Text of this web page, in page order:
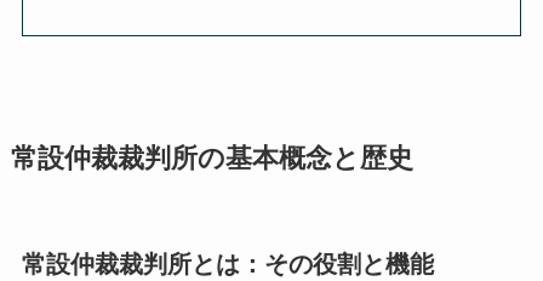
常設仲裁裁判所の基本概念と歴史
常設仲裁裁判所とは：その役割と機能